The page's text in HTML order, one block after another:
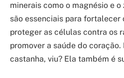
minerais como o magnésio e
são essenciais para fortalecer
proteger as células contra os
promover a saúde do coração.
castanha, viu? Ela também é